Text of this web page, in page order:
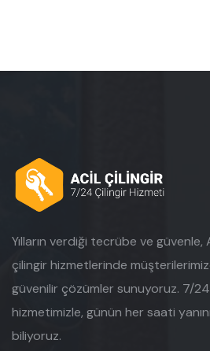
Yılların verdiği tecrübe ve güvenle,
çilingir hizmetlerinde
güvenilir çözümler sunuyoruz. 7/
hizmetimizle, günün her saati
biliyoruz.